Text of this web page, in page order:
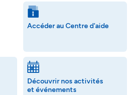
Accéder au Centre d'aide
Découvrir nos activités
et événements